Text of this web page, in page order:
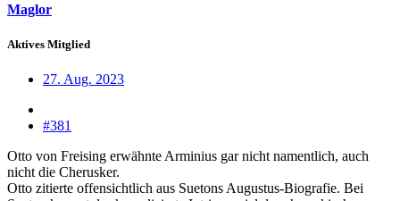
Maglor
Aktives Mitglied
27. Aug. 2023
#381
Otto von Freising erwähnte Arminius gar nicht namentlich, auch
nicht die Cherusker.
Otto zitierte offensichtlich aus Suetons Augustus-Biografie. Bei